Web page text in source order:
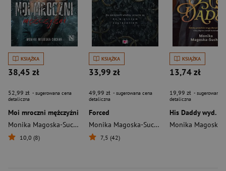
KSIĄŻKA
38,45 zł
52,99 zł - sugerowana cena
detaliczna
Moi mroczni mężczyźni
Monika Magoska-Suchar
10,0 (8)
KSIĄŻKA
33,99 zł
49,99 zł - sugerowana cena
detaliczna
Forced
Monika Magoska-Suchar
7,5 (42)
KSIĄŻKA
13,74 zł
19,99 zł - sugerowana
detaliczna